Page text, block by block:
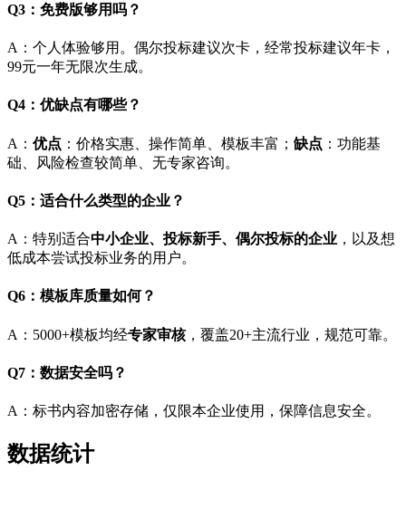
Q3：免费版够用吗？
A：个人体验够用。偶尔投标建议次卡，经常投标建议年卡，
99元一年无限次生成。
Q4：优缺点有哪些？
A： 优点 ：价格实惠、操作简单、模板丰富； 缺点 ：功能基
础、风险检查较简单、无专家咨询。
Q5：适合什么类型的企业？
A：特别适合中小企业、投标新手、偶尔投标的企业 ，以及想
低成本尝试投标业务的用户。
Q6：模板库质量如何？
A：5000+模板均经专家审核，覆盖20+主流行业，规范可靠。
Q7：数据安全吗？
A：标书内容加密存储，仅限本企业使用，保障信息安全。
数据统计